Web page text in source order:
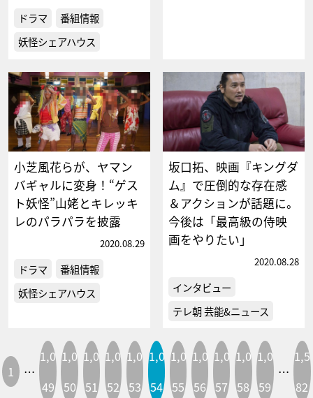
ドラマ
番組情報
妖怪シェアハウス
小芝風花らが、ヤマン
バギャルに変身！“ゲス
ト妖怪”山姥とキレッキ
レのパラパラを披露
2020.08.29
ドラマ
番組情報
妖怪シェアハウス
坂口拓、映画『キングダ
ム』で圧倒的な存在感
＆アクションが話題に。
今後は「最高級の侍映
画をやりたい」
2020.08.28
インタビュー
テレ朝 芸能&ニュース
1 …
1,0
49
1,0
50
1,0
51
1,0
52
1,0
53
1,0
54
1,0
55
1,0
56
1,0
57
1,0
58
1,0
59
…
1,5
82